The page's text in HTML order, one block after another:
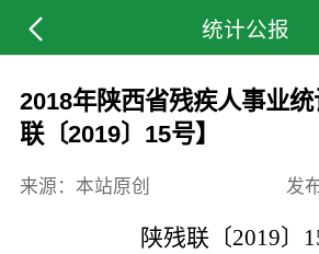
统计公报
2018年陕西省残疾人事业
联〔2019〕15号】
发
来源：本站原创
陕残联〔2019〕